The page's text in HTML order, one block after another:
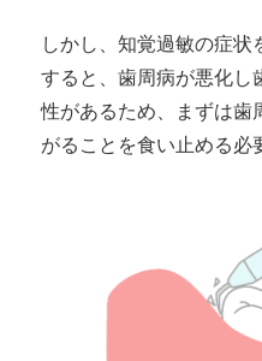
しかし、知覚過敏の症状
すると、歯周病が悪化し
性があるため、まずは歯
がることを食い止める必